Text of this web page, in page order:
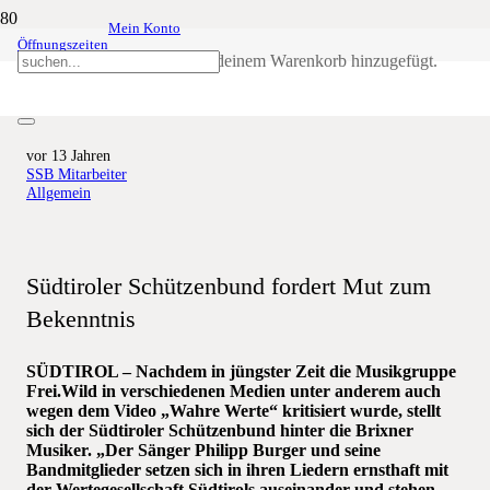
Öffnungszeiten
Mein Konto
wurde deinem Warenkorb hinzugefügt.
Ungerechtfertigte Angriffe auf
vor 13 Jahren
SSB Mitarbeiter
Allgemein
Südtiroler Schützenbund fordert Mut zum
Bekenntnis
SÜDTIROL – Nachdem in jüngster Zeit die Musikgruppe
Frei.Wild in verschiedenen Medien unter anderem auch
wegen dem Video „Wahre Werte“ kritisiert wurde, stellt
sich der Südtiroler Schützenbund hinter die Brixner
Musiker. „Der Sänger Philipp Burger und seine
Bandmitglieder setzen sich in ihren Liedern ernsthaft mit